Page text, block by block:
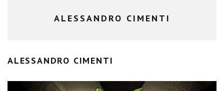
ALESSANDRO CIMENTI
ALESSANDRO CIMENTI